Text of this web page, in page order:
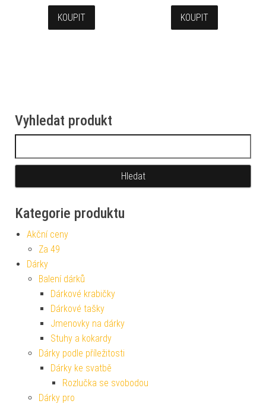
KOUPIT KOUPIT
Vyhledat produkt
Kategorie produktu
Akční ceny
Za 49
Dárky
Balení dárků
Dárkové krabičky
Dárkové tašky
Jmenovky na dárky
Stuhy a kokardy
Dárky podle příležitosti
Dárky ke svatbě
Rozlučka se svobodou
Dárky pro